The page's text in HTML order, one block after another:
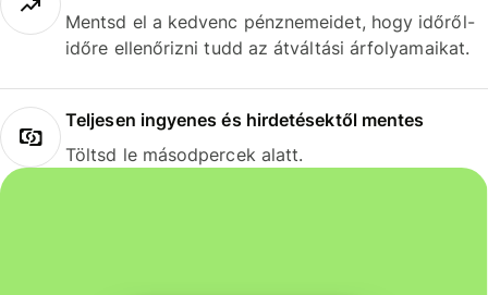
Mentsd el a kedvenc pénznemeidet, hogy időről-
időre ellenőrizni tudd az átváltási árfolyamaikat.
Teljesen ingyenes és hirdetésektől mentes
Töltsd le másodpercek alatt.